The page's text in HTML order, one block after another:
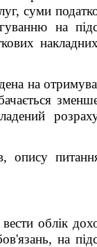
суми
на
на
опису
облік
на